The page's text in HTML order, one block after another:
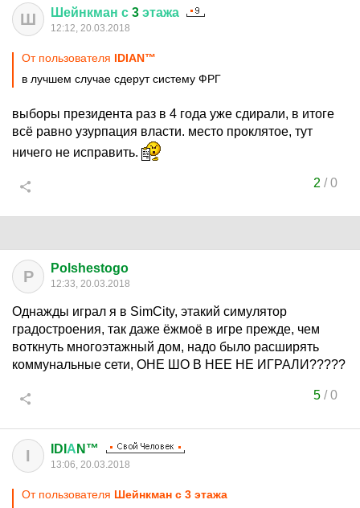
Ш Шейнкман с 3 этажа
12:12, 20.03.2018
От пользователя IDIАN™
в лучшем случае сдерут систему ФРГ
выборы президента раз в 4 года уже сдирали, в итоге
всё равно узурпация власти. место проклятое, тут
ничего не исправить.
2 /0
P Polshestogo
12:33, 20.03.2018
Однажды играл я в SimCity, этакий симулятор
градостроения, так даже ёжмоё в игре прежде, чем
воткнуть многоэтажный дом, надо было расширять
коммунальные сети, ОНЕ ШО В НЕЕ НЕ ИГРАЛИ?????
5/0
I IDI А N™
13:06, 20.03.2018
От пользователя Шейнкман c 3 этажа